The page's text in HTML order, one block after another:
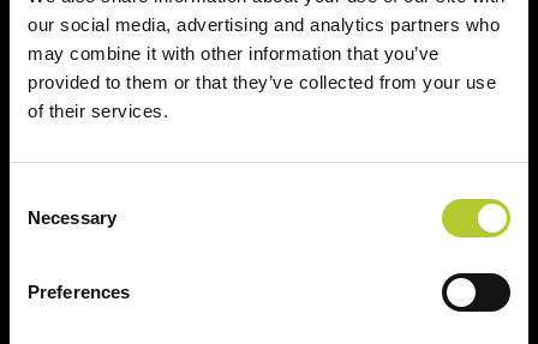
our social media, advertising and analytics partners who
may combine it with other information that you’ve
provided to them or that they’ve collected from your use
of their services.
Selection
Necessary
Preferences
Il tuo nome, cognome e l'indirizzo del tuo progetto
Nome e cognome